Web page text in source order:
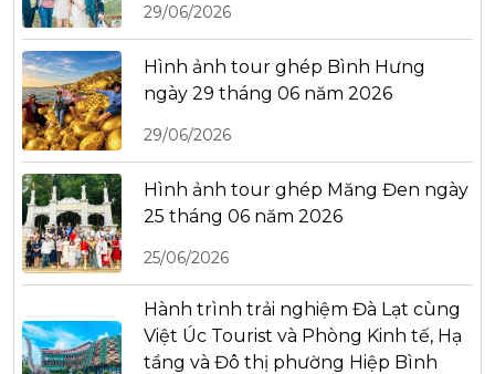
29/06/2026
Hình ảnh tour ghép Bình Hưng
ngày 29 tháng 06 năm 2026
29/06/2026
Hình ảnh tour ghép Măng Đen ngày
25 tháng 06 năm 2026
25/06/2026
Hành trình trải nghiệm Đà Lạt cùng
Việt Úc Tourist và Phòng Kinh tế, Hạ
tầng và Đô thị phường Hiệp Bình